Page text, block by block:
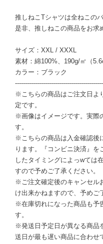
推しねこTシャツは全ねこの
是非、推しねこの商品をお求
サイズ：XXL / XXXL
素材：綿100%、190g/㎡（
カラー：ブラック
※こちらの商品はご注文日よ
定です。
※画像はイメージです。実際
す。
※こちらの商品は入金確認後
ります。『コンビニ決済』を
したタイミングによっwては
すので予めご了承ください。
※ご注文確定後のキャンセル
け出来かねますので、予めご
※在庫切れになった商品も予
す。
※発送日予定日が異なる商品
送日が最も遅い商品に合わせ